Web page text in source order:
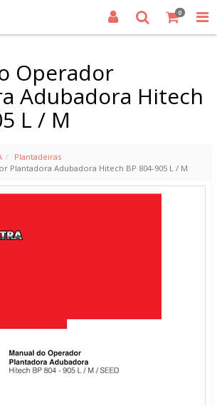
0
Operador
Adubadora Hitech
L / M
Plantadeiras
Plantadora Adubadora Hitech BP 804-905 L / M